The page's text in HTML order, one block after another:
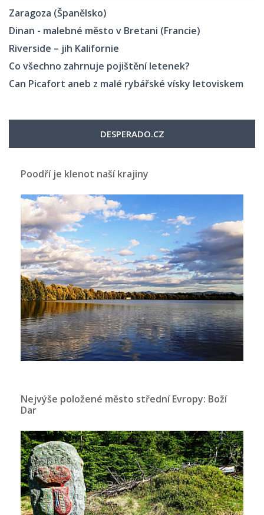
Zaragoza (Španělsko)
Dinan - malebné město v Bretani (Francie)
Riverside – jih Kalifornie
Co všechno zahrnuje pojištění letenek?
Can Picafort aneb z malé rybářské vísky letoviskem
DESPERADO.CZ
Poodří je klenot naší krajiny
Nejvýše položené město střední Evropy: Boží
Dar